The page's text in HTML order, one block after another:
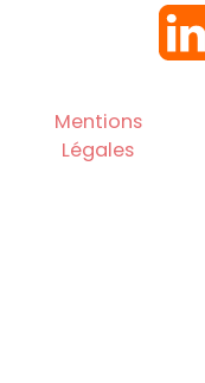
Mentions
Légales